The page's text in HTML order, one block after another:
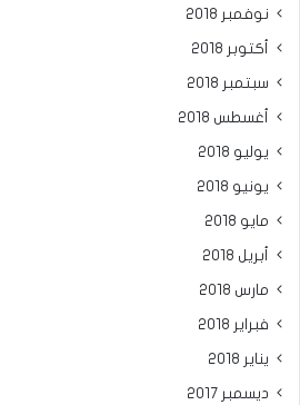
نوفمبر 2018
أكتوبر 2018
سبتمبر 2018
أغسطس 2018
يوليو 2018
يونيو 2018
مايو 2018
أبريل 2018
مارس 2018
فبراير 2018
يناير 2018
ديسمبر 2017